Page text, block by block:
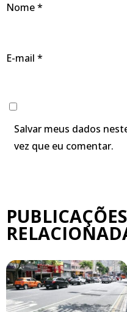
Nome*
E-mail *
Salvar meus dados
vez que eu comentar.
PUBLICAÇÕES